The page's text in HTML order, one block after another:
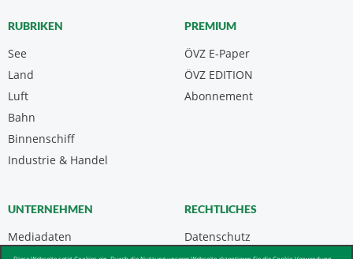
RUBRIKEN
See
Land
Luft
Bahn
Binnenschiff
Industrie & Handel
PREMIUM
ÖVZ E-Paper
Abonnement
ÖVZ EDITION
UNTERNEHMEN
Mediadaten
RECHTLICHES
Datenschutz